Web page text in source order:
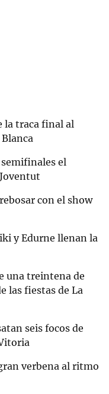
la traca final al
el
con el show
y Edurne llenan la
una treintena de
las fiestas de La
seis focos de
verbena al ritmo